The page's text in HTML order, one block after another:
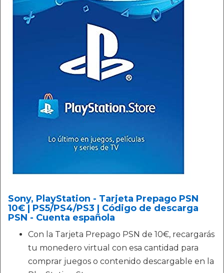
Sony, PlayStation - Tarjeta Prepago PSN
10€ | PS5/PS4/PS3 | Código de descarga
PSN - Cuenta española
Con la Tarjeta Prepago PSN de 10€, recargarás
tu monedero virtual con esa cantidad para
comprar juegos o contenido descargable en la